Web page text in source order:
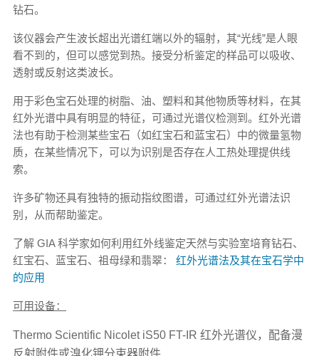
钻石。
该仪器会产生波长超出光谱红端以外的辐射，其“光线”是人眼
看不到的，但可以感觉到热。接受分析鉴定的样品可以吸收、
透射或反射这类波长。
用于彩色宝石处理的树脂、油、塑料和其他物质等材料，在其
红外光谱中具有明显的特征，可通过光谱仪检测到。红外光谱
法也有助于检测某些宝石（如红宝石和蓝宝石）中的微量氢物
质，在某些情况下，可以为识别是否存在人工热处理提供线
索。
许多矿物还具有独特的振动指纹图谱，可通过红外光谱法识
别，从而帮助鉴定。
了解 GIA 科学家如何利用红外线鉴定天然与实验室培育钻石、
红宝石、蓝宝石、祖母绿和翡翠： 红外光谱法及其在宝石学中
的应用
可用设备：
Thermo Scientific Nicolet iS50 FT-IR 红外光谱仪，配备漫
反射附件或溴化钾分束器附件